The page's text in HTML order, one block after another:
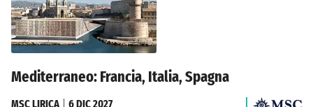
Mediterraneo: Francia, Italia, Spagna
MSC LIRICA| 6 DIC 2027